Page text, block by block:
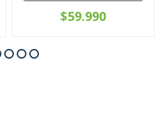
$59.990